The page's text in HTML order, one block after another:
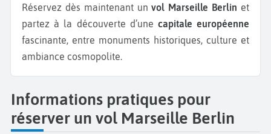
Réservez dès maintenant unvol Marseille Berlin et
partez à la découverte d’une capitale européenne
fascinante, entre monuments historiques, culture et
ambiance cosmopolite.
Informations pratiques pour
réserver un vol Marseille Berlin